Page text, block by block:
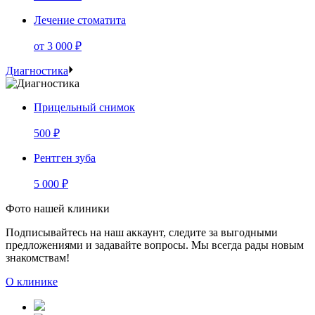
Лечение стоматита
от 3 000 ₽
Диагностика
Прицельный снимок
500 ₽
Рентген зуба
5 000 ₽
Фото нашей клиники
Подписывайтесь на наш аккаунт, следите за выгодными
предложениями и задавайте вопросы. Мы всегда рады новым
знакомствам!
О клинике